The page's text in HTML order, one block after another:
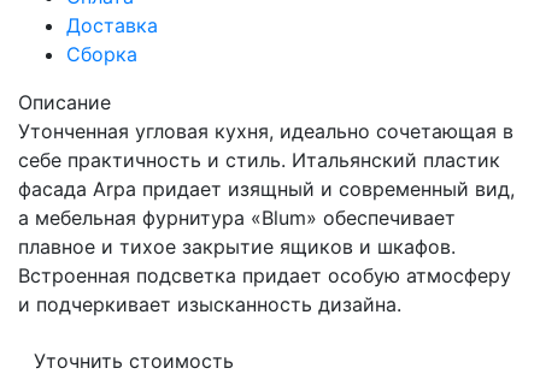
Доставка
Сборка
Описание
Утонченная угловая кухня, идеально сочетающая в
себе практичность и стиль. Итальянский пластик
фасада Arpa придает изящный и современный вид,
а мебельная фурнитура «Blum» обеспечивает
плавное и тихое закрытие ящиков и шкафов.
Встроенная подсветка придает особую атмосферу
и подчеркивает изысканность дизайна.
Уточнить стоимость